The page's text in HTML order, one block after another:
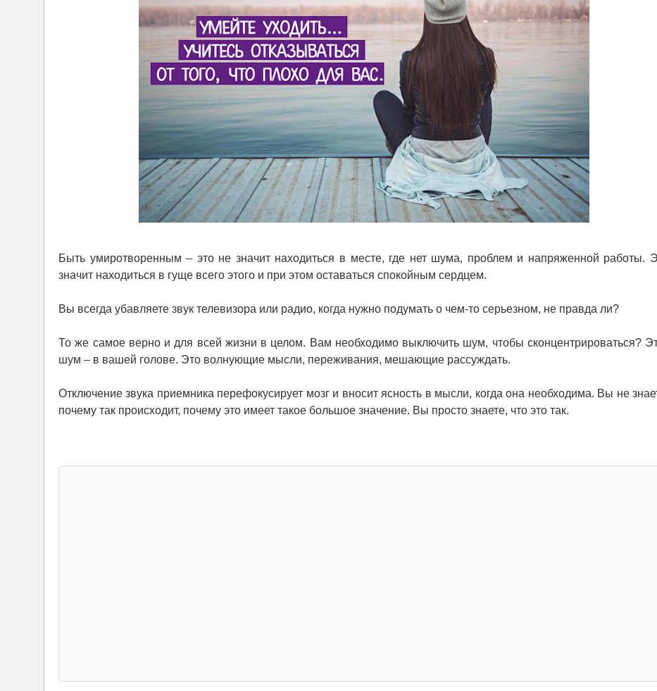
Быть умиротворенным – это не значит находиться в месте, где нет шума, проблем и напряженной работы.
значит находиться в гуще всего этого и при этом оставаться спокойным сердцем.
Вы всегда убавляете звук телевизора или радио, когда нужно подумать о чем-то серьезном, не правда ли?
То же самое верно и для всей жизни в целом. Вам необходимо выключить шум, чтобы сконцентрироваться?
шум – в вашей голове. Это волнующие мысли, переживания, мешающие рассуждать.
Отключение звука приемника перефокусирует мозг и вносит ясность в мысли, когда она необходима. Вы не
почему так происходит, почему это имеет такое большое значение. Вы просто знаете, что это так.